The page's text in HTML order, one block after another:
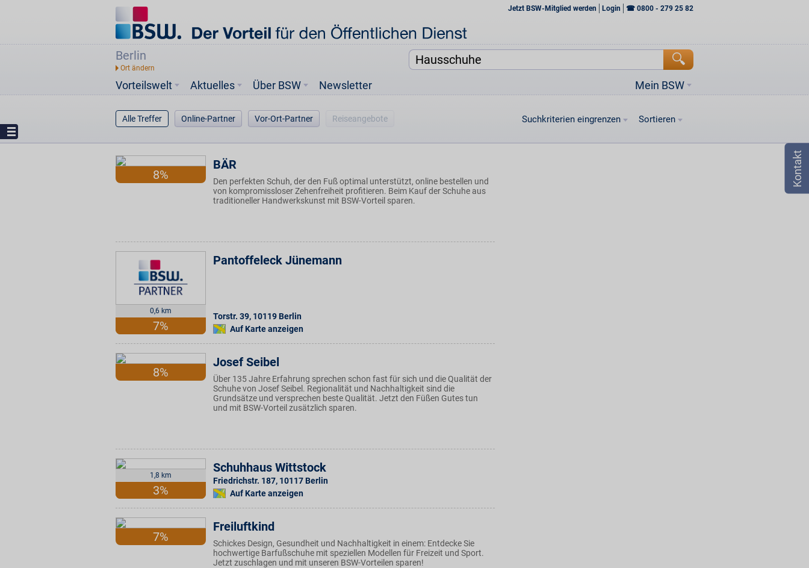
Jetzt BSW-Mitglied werden Login ☎ 0800 - 279 25 82
Berlin
Vorteilswelt Mein BSW
Aktuelles Über BSW Newsletter
Alle Treffer Online-Partner Vor-Ort-Partner Reiseangebote Suchkriterien eingrenzen Sortieren
8%
BÄR
Den perfekten Schuh, der den Fuß optimal unterstützt, online bestellen und
von kompromissloser Zehenfreiheit profitieren. Beim Kauf der Schuhe aus
traditioneller Handwerkskunst mit BSW-Vorteil sparen.
0,6 km
7%
Pantoffeleck Jünemann
Torstr. 39, 10119 Berlin
Auf Karte anzeigen
8%
Josef Seibel
Über 135 Jahre Erfahrung sprechen schon fast für sich und die Qualität der
Schuhe von Josef Seibel. Regionalität und Nachhaltigkeit sind die
Grundsätze und versprechen beste Qualität. Jetzt den Füßen Gutes tun
und mit BSW-Vorteil zusätzlich sparen.
1,8 km
3%
Schuhhaus Wittstock
Friedrichstr. 187, 10117 Berlin
Auf Karte anzeigen
7%
Freiluftkind
Schickes Design, Gesundheit und Nachhaltigkeit in einem: Entdecke Sie
hochwertige Barfußschuhe mit speziellen Modellen für Freizeit und Sport.
Jetzt zuschlagen und mit unseren BSW-Vorteilen sparen!